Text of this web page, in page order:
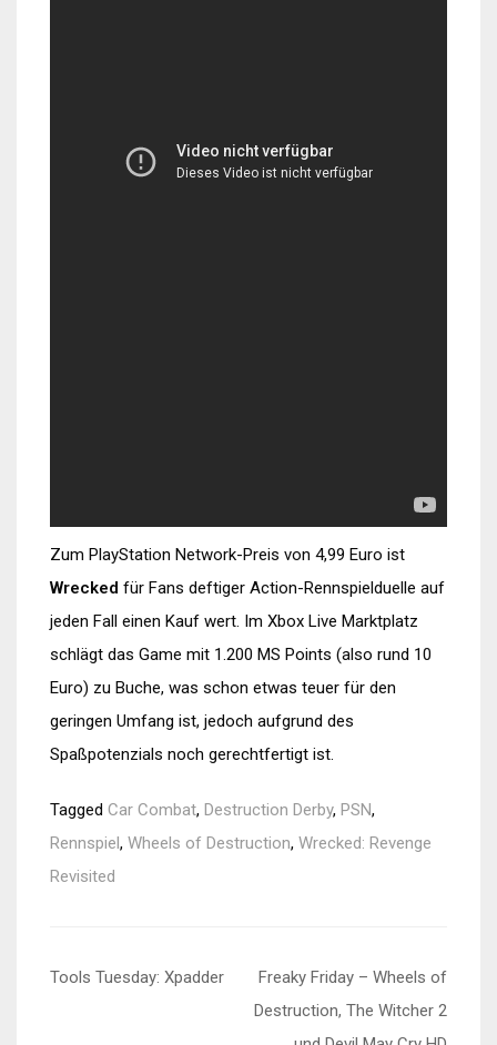
Zum PlayStation Network-Preis von 4,99 Euro ist
Wrecked für Fans deftiger Action-Rennspielduelle auf
jeden Fall einen Kauf wert. Im Xbox Live Marktplatz
schlägt das Game mit 1.200 MS Points (also rund 10
Euro) zu Buche, was schon etwas teuer für den
geringen Umfang ist, jedoch aufgrund des
Spaßpotenzials noch gerechtfertigt ist.
Tagged Car Combat, Destruction Derby, PSN,
Rennspiel, Wheels of Destruction, Wrecked: Revenge
Revisited
Beitragsnavigation
Tools Tuesday: Xpadder
Freaky Friday – Wheels of
Destruction, The Witcher 2